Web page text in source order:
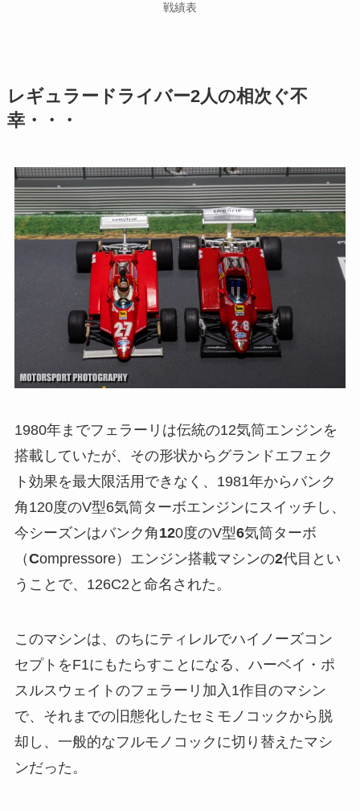
戦績表
レギュラードライバー2人の相次ぐ不
幸・・・
1980年までフェラーリは伝統の12気筒エンジンを
搭載していたが、その形状からグランドエフェク
ト効果を最大限活用できなく、1981年からバンク
角120度のV型6気筒ターボエンジンにスイッチし、
今シーズンはバンク角 120度のV型6気筒ターボ
（Compressore）エンジン搭載マシンの2代目とい
うことで、126C2と命名された。
このマシンは、のちにティレルでハイノーズコン
セプトをF1にもたらすことになる、ハーベイ・ポ
スルスウェイトのフェラーリ加入1作目のマシン
で、それまでの旧態化したセミモノコックから脱
却し、一般的なフルモノコックに切り替えたマシ
ンだった。